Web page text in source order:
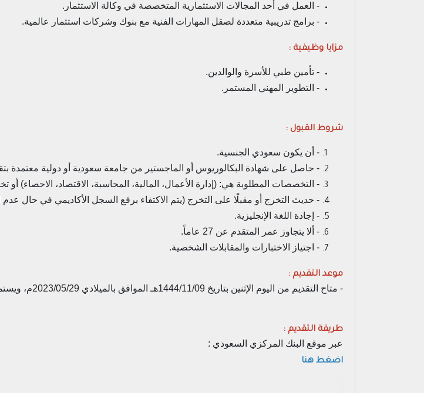
- العمل في أحد المجالات الاستثمارية المتخصصة في وكالة الاستثمار.
- برامج تدريبية متعددة لصقل المهارات الفنية مع بنوك وشركات استثمار عالمية.
مزايا وظيفية :
- تأمين طبي للأسرة والوالدين.
- التطوير المهني المستمر.
شروط القبول :
- أن يكون سعودي الجنسية.
- حاصل على شهادة البكالوريوس أو الماجستير من جامعة سعودية أو دولية معتمدة
- التخصصات المطلوبة هي: (إدارة الأعمال، المالية، المحاسبة، الاقتصاد، الاحصاء)
- حديث التخرج أو مقبلًا على التخرج (يتم الاكتفاء برفع السجل الأكاديمي في حال عدم
- إجادة اللغة الإنجليزية.
- ألا يتجاوز عمر المتقدم عن 27 عاماً.
- اجتياز الاختبارات والمقابلات الشخصية.
موعد التقديم :
- متاح التقديم من اليوم الإثنين بتاريخ 1444/11/09هـ الموافق بالميلادي 2023/05/29م، ويستمر التقديم حتى يوم الجمعة بتاريخ 1444/12/12هـ الموافق 2023/06/30م.
طريقة التقديم :
عبر موقع البنك المركزي السعودي :
اضغط هنا